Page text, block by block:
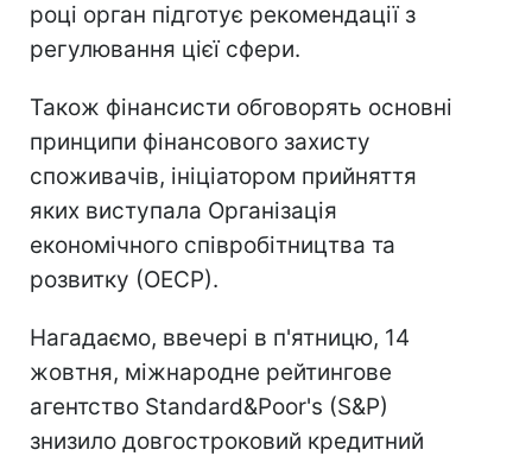
році орган підготує рекомендації з
регулювання цієї сфери.
Також фінансисти обговорять основні
принципи фінансового захисту
споживачів, ініціатором прийняття
яких виступала Організація
економічного співробітництва та
розвитку (ОЕСР).
Нагадаємо, ввечері в п'ятницю, 14
жовтня, міжнародне рейтингове
агентство Standard&Poor's (S&P)
знизило довгостроковий кредитний